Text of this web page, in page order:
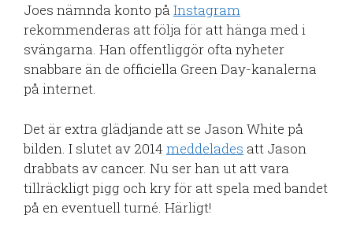
Joes nämnda konto på Instagram
rekommenderas att följa för att hänga med i
svängarna. Han offentliggör ofta nyheter
snabbare än de officiella Green Day-kanalerna
på internet.
Det är extra glädjande att se Jason White på
bilden. I slutet av 2014 meddelades att Jason
drabbats av cancer. Nu ser han ut att vara
tillräckligt pigg och kry för att spela med bandet
på en eventuell turné. Härligt!